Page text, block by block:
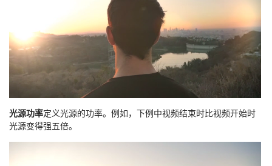
光源功率定义光源的功率。例如，下例中视频结束时比视频开始时
光源变得强五倍。